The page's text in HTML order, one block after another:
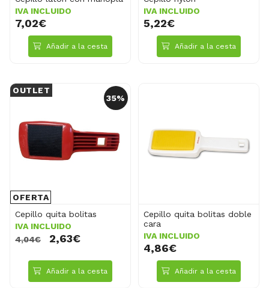
IVA INCLUIDO
7,02€
Añadir a la cesta
IVA INCLUIDO
5,22€
Añadir a la cesta
35%
OFERTA
OUTLET
Cepillo quita bolitas
IVA INCLUIDO
4,04€
2,63€
Añadir a la cesta
Cepillo quita bolitas doble
cara
IVA INCLUIDO
4,86€
Añadir a la cesta